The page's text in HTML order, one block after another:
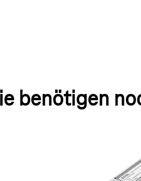
Youtube-Video
benötigen
Digitalisierungsbox
Ein Einsteckmodul für die direkte Verbindung